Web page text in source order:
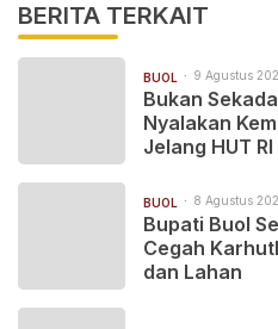
BERITA TERKAIT
BUOL 9 Agustus
Bukan
Nyalakan
Jelang HUT
BUOL 8 Agustus
Bupati Buol
Cegah
dan Lahan